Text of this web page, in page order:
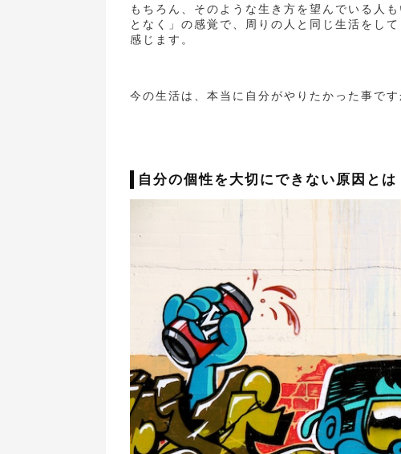
もちろん、そのような生き方を望んでいる人
となく」の感覚で、周りの人と同じ生活をし
感じます。
今の生活は、本当に自分がやりたかった事です
自分の個性を大切にできない原因とは